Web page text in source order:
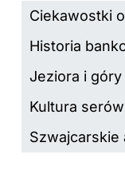
Ciekawostki
Historia
Jeziora i
Kultura
Szwajcarskie